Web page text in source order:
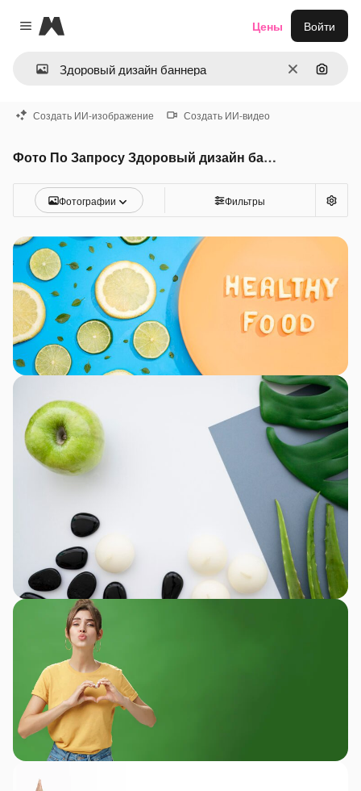
Close menu
Magnific
ОчиститьПоиск
Цены Войти
Создать ИИ-изображение Создать ИИ-видео
Фото По Запросу Здоровый дизайн баннера
Фотографии Фильтры